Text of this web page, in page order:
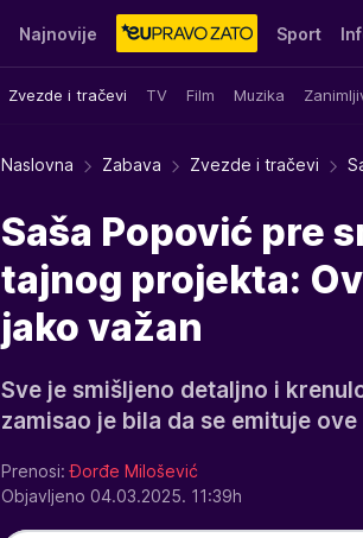
Najnovije Sport
Zvezde i tračevi TV Film Muzika
Stvar ukusa Yumama
Naslovna Zabava Zvezde i tračevi
Saša Popović pre
tajnog projekta:
jako važan
Sve je smišljeno detaljno i
zamisao je bila da se emituje
Prenosi: Đorđe Milošević
Objavljeno 04.03.2025. 11:39h